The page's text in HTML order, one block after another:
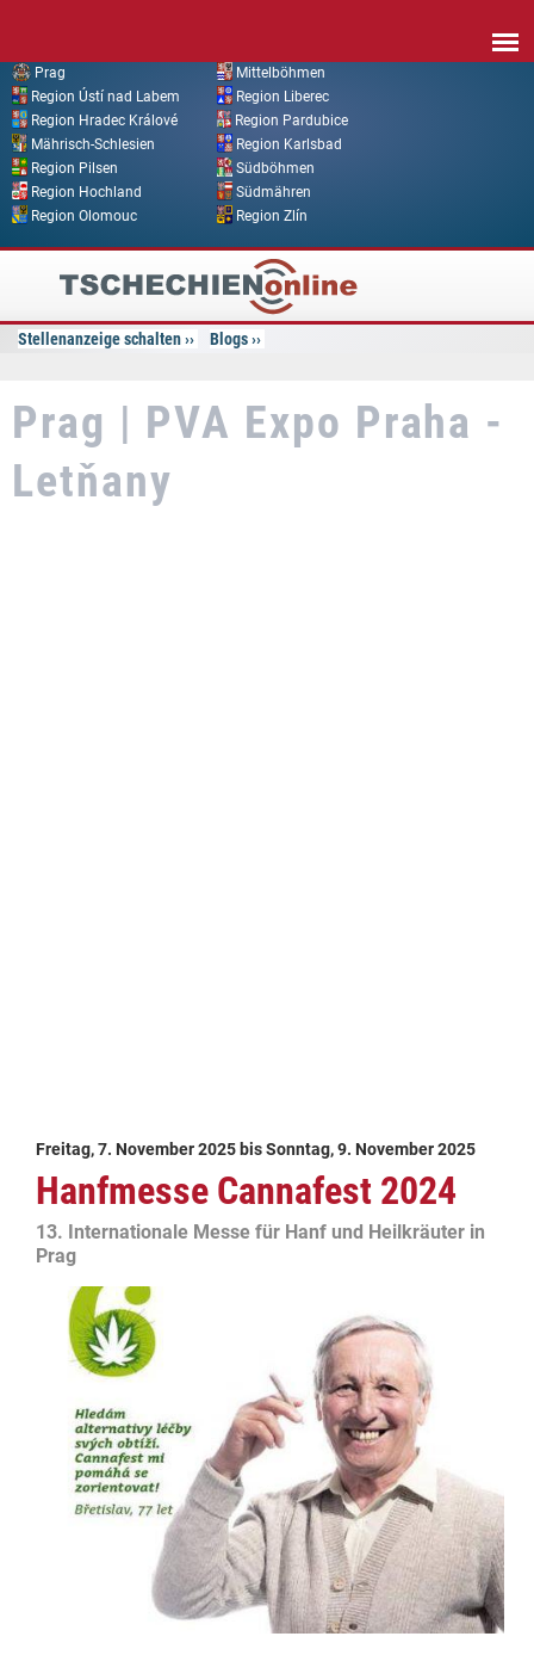
Prag
Mittelböhmen
Region Ústí nad Labem
Region Liberec
Region Hradec Králové
Region Pardubice
Mährisch-Schlesien
Region Karlsbad
Region Pilsen
Südböhmen
Region Hochland
Südmähren
Region Olomouc
Region Zlín
Tschechien
Online
Stellenanzeige schalten Blogs
Prag | PVA Expo Praha -
Letňany
Freitag, 7. November 2025 bisSonntag, 9. November 2025
Hanfmesse Cannafest 2024
13. Internationale Messe für Hanf und Heilkräuter in
Prag